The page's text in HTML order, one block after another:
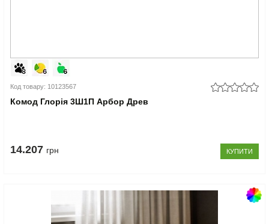
Код товару: 10123567
Комод Глорія 3Ш1П Арбор Древ
14.207 грн КУПИТИ